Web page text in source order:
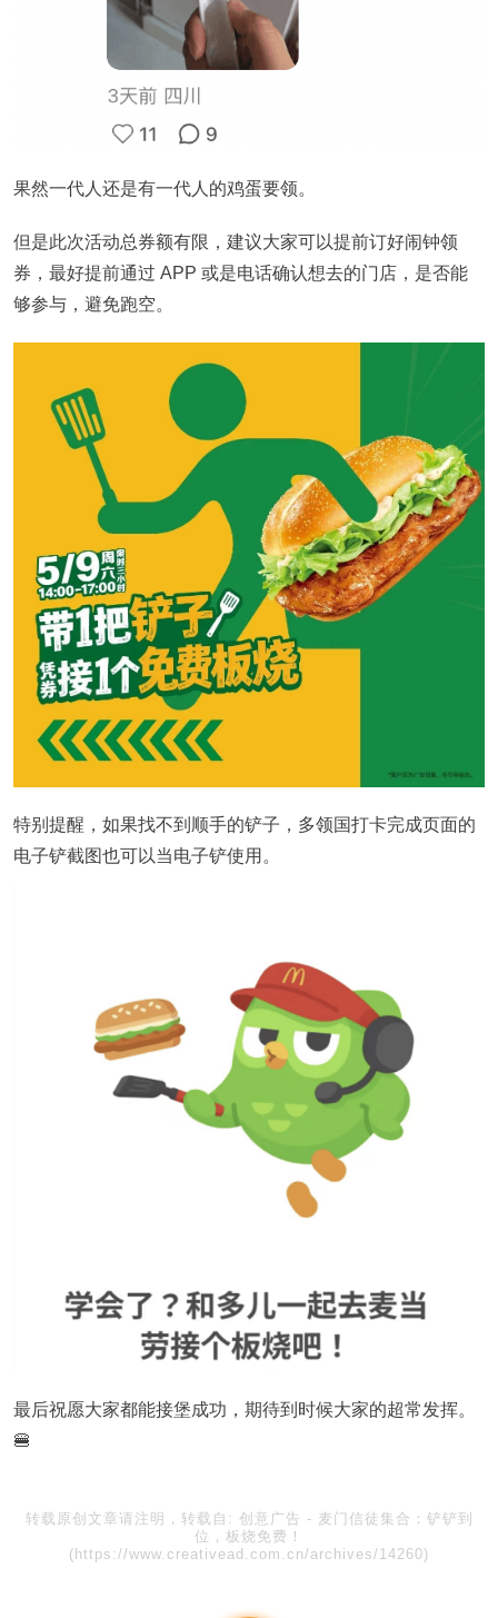
果然一代人还是有一代人的鸡蛋要领。
但是此次活动总券额有限，建议大家可以提前订好闹钟领
券，最好提前通过 APP 或是电话确认想去的门店，是否能
够参与，避免跑空。
特别提醒，如果找不到顺手的铲子，多领国打卡完成页面的
电子铲截图也可以当电子铲使用。
最后祝愿大家都能接堡成功，期待到时候大家的超常发挥。
🍔
转载原创文章请注明，转载自: 创意广告 - 麦门信徒集合：铲铲到
位，板烧免费！
(https://www.creativead.com.cn/archives/14260)